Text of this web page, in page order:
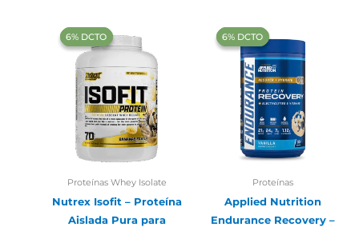
‍6% DCTO‍‍
‍6% DCTO‍‍
Proteínas Whey Isolate
Nutrex Isofit – Proteína
Aislada Pura para
‍6% DCTO‍‍
‍6% DCTO‍‍
Proteínas
Applied Nutrition
Endurance Recovery –